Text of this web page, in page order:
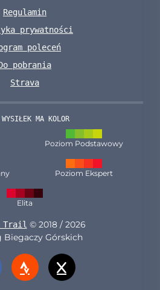
Regulamin
prywatności
poleceń
pobrania
Strava
WYSIŁEK MA KOLOR
Poziom Podstawowy
Poziom Ekspert
Elita
Trail © 2018 / 2026
Biegaczy Górskich